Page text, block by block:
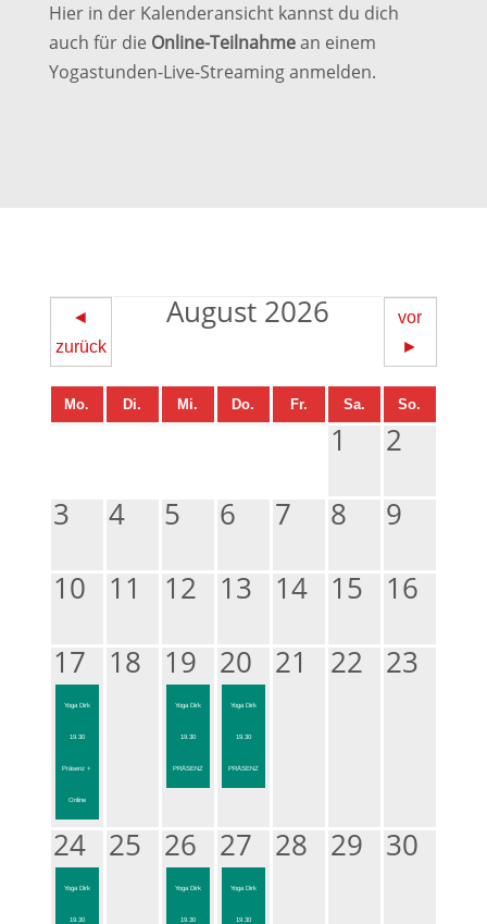
Hier in der Kalenderansicht kannst du dich
auch für die Online-Teilnahmean einem
Yogastunden-Live-Streaming anmelden.
◄
zurück
August 2026
vor
►
Mo. Di. Mi. Do. Fr. Sa. So.
1
2
3
4 5 6 7 8
9
10
11 12 13 14 15
16
17
Yoga Dirk
19.30
Präsenz +
Online
18 19
Yoga Dirk
19.30
PRÄSENZ
20
Yoga Dirk
19.30
PRÄSENZ
21 22 23
24
Yoga Dirk
19.30
25 26
Yoga Dirk
19.30
27
Yoga Dirk
19.30
28 29 30